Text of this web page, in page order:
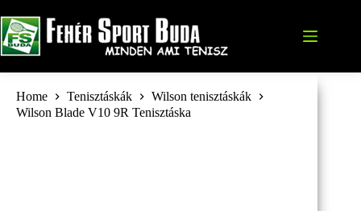
to
content
Home Tenisztáskák
Wilson tenisztáskák
Wilson Blade V10 9R Tenisztáska